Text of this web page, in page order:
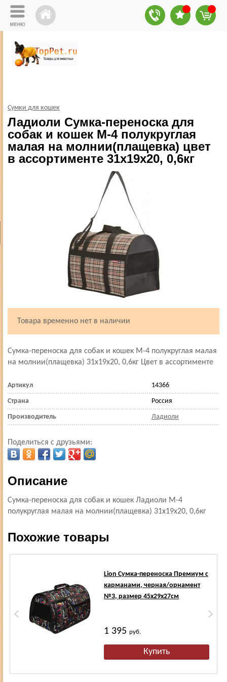
Сумки для кошек
Ладиоли Сумка-переноска для
собак и кошек М-4 полукруглая
малая на молнии(плащевка) цвет
в ассортименте 31х19х20, 0,6кг
Товара временно нет в наличии
Сумка-переноска для собак и кошек М-4 полукруглая малая
на молнии(плащевка) 31х19х20, 0,6кг Цвет в ассортименте
Артикул 14366
Страна Россия
Производитель Ладиоли
Поделиться с друзьями:
Описание
Сумка-переноска для собак и кошек Ладиоли М-4
полукруглая малая на молнии(плащевка) 31х19х20, 0,6кг
Похожие товары
Lion Сумка-переноска Премиум с
карманами, черная/орнамент
№3, размер 45х29х27см
1 395руб.